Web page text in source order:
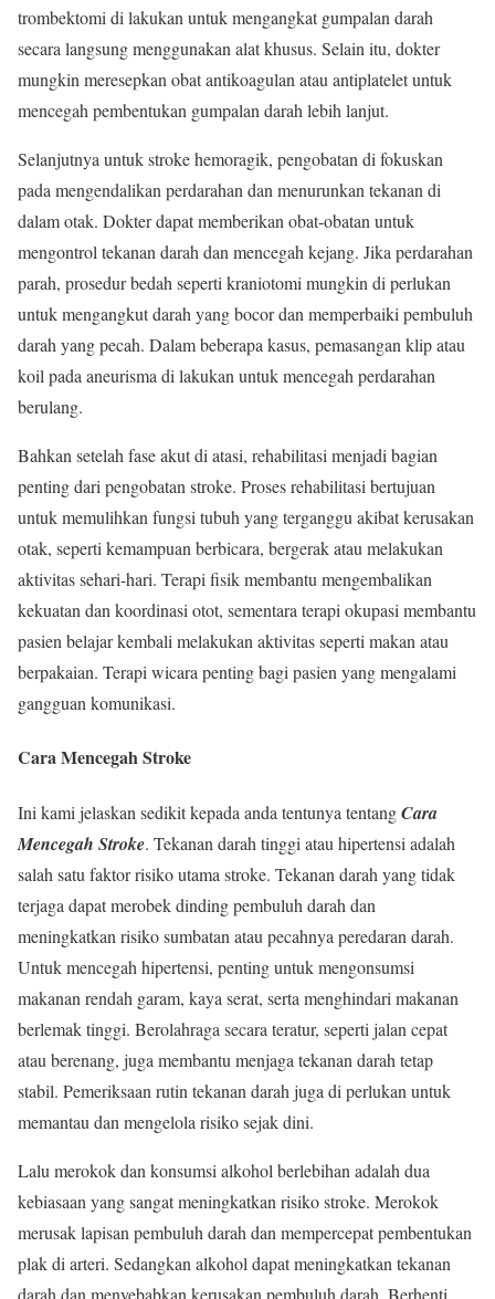
trombektomi di lakukan untuk mengangkat gumpalan darah
secara langsung menggunakan alat khusus. Selain itu, dokter
mungkin meresepkan obat antikoagulan atau antiplatelet untuk
mencegah pembentukan gumpalan darah lebih lanjut.
Selanjutnya untuk stroke hemoragik, pengobatan di fokuskan
pada mengendalikan perdarahan dan menurunkan tekanan di
dalam otak. Dokter dapat memberikan obat-obatan untuk
mengontrol tekanan darah dan mencegah kejang. Jika perdarahan
parah, prosedur bedah seperti kraniotomi mungkin di perlukan
untuk mengangkut darah yang bocor dan memperbaiki pembuluh
darah yang pecah. Dalam beberapa kasus, pemasangan klip atau
koil pada aneurisma di lakukan untuk mencegah perdarahan
berulang.
Bahkan setelah fase akut di atasi, rehabilitasi menjadi bagian
penting dari pengobatan stroke. Proses rehabilitasi bertujuan
untuk memulihkan fungsi tubuh yang terganggu akibat kerusakan
otak, seperti kemampuan berbicara, bergerak atau melakukan
aktivitas sehari-hari. Terapi fisik membantu mengembalikan
kekuatan dan koordinasi otot, sementara terapi okupasi membantu
pasien belajar kembali melakukan aktivitas seperti makan atau
berpakaian. Terapi wicara penting bagi pasien yang mengalami
gangguan komunikasi.
Cara Mencegah Stroke
Ini kami jelaskan sedikit kepada anda tentunya tentangCara
Mencegah Stroke. Tekanan darah tinggi atau hipertensi adalah
salah satu faktor risiko utama stroke. Tekanan darah yang tidak
terjaga dapat merobek dinding pembuluh darah dan
meningkatkan risiko sumbatan atau pecahnya peredaran darah.
Untuk mencegah hipertensi, penting untuk mengonsumsi
makanan rendah garam, kaya serat, serta menghindari makanan
berlemak tinggi. Berolahraga secara teratur, seperti jalan cepat
atau berenang, juga membantu menjaga tekanan darah tetap
stabil. Pemeriksaan rutin tekanan darah juga di perlukan untuk
memantau dan mengelola risiko sejak dini.
Lalu merokok dan konsumsi alkohol berlebihan adalah dua
kebiasaan yang sangat meningkatkan risiko stroke. Merokok
merusak lapisan pembuluh darah dan mempercepat pembentukan
plak di arteri. Sedangkan alkohol dapat meningkatkan tekanan
darah dan menyebabkan kerusakan pembuluh darah. Berhenti